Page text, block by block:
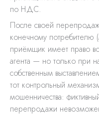
по НДС.
После своей
конечному потребителю
приёмщик имеет право
агента — но только при
собственным
тот контрольный
мошенничества:
перепродажи